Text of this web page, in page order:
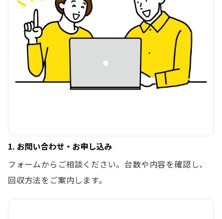
1. お問い合わせ・お申し込み
フォームからご相談ください。台数や内容を確認し、
回収方法をご案内します。